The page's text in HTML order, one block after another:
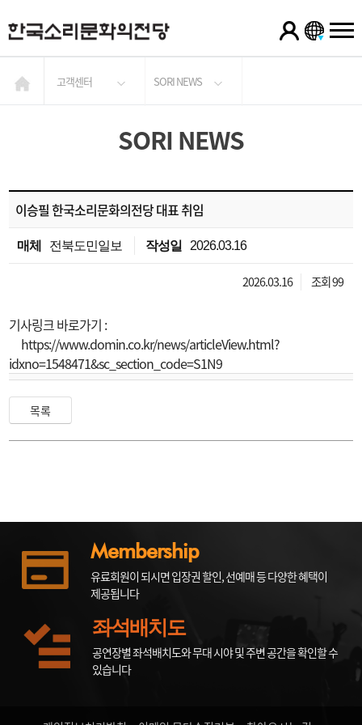
고객센터 SORI NEWS
SORI NEWS
이승필 한국소리문화의전당 대표 취임
매체 전북도민일보 작성일 2026.03.16
2026.03.16 조회 99
기사링크 바로가기 :
https://www.domin.co.kr/news/articleView.html?
idxno=1548471&sc_section_code=S1N9
목록
Membership
유료회원이 되시면 입장권 할인, 선예매 등 다양한 혜택이
제공됩니다
좌석배치도
공연장별 좌석배치도와 무대 시야 및 주변 공간을 확인할 수
있습니다